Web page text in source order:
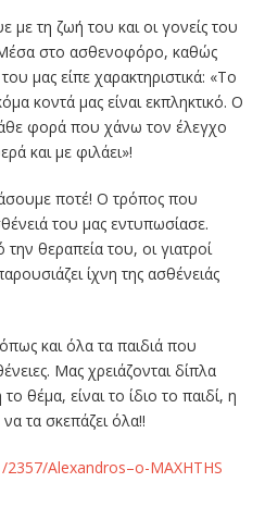
τη ζωή του και οι γονείς του
στο ασθενοφόρο, καθώς
μας είπε χαρακτηριστικά: «Το
κοντά μας είναι εκπληκτικό. Ο
φορά που χάνω τον έλεγχο
και με φιλάει»!
ποτέ! Ο τρόπος που
του μας εντυπωσίασε.
θεραπεία του, οι γιατροί
ίχνη της ασθένειάς
και όλα τα παιδιά που
Μας χρειάζονται δίπλα
θέμα, είναι το ίδιο το παιδί, η
τα σκεπάζει όλα!!
Alexandros–o-MAXHTHS